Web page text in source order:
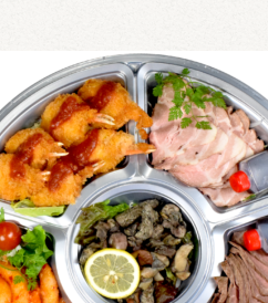
カップディッシュ
*個包装タイプ
フィンガーフード
ハイグレード